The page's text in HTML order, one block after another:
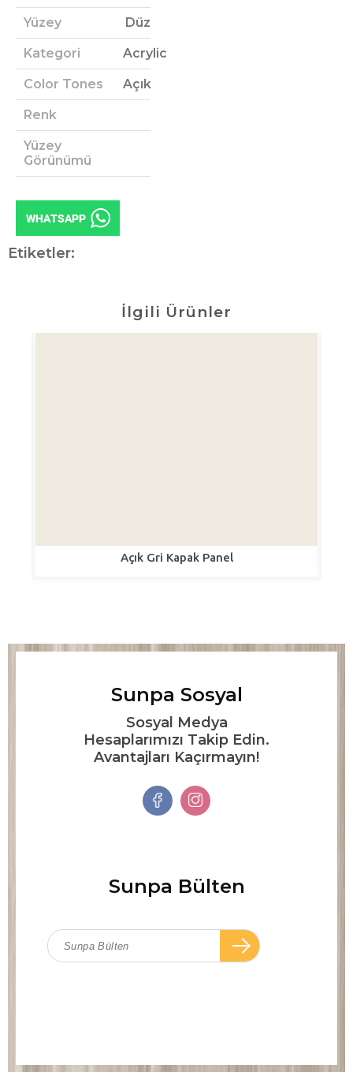
Yüzey Düz
Kategori Acrylic
Color Tones Açık
Renk
Yüzey
Görünümü
Etiketler:
İlgili Ürünler
Açık Gri Kapak Panel
Sunpa Sosyal
Sosyal Medya
Hesaplarımızı Takip Edin.
Avantajları Kaçırmayın!
Sunpa Bülten